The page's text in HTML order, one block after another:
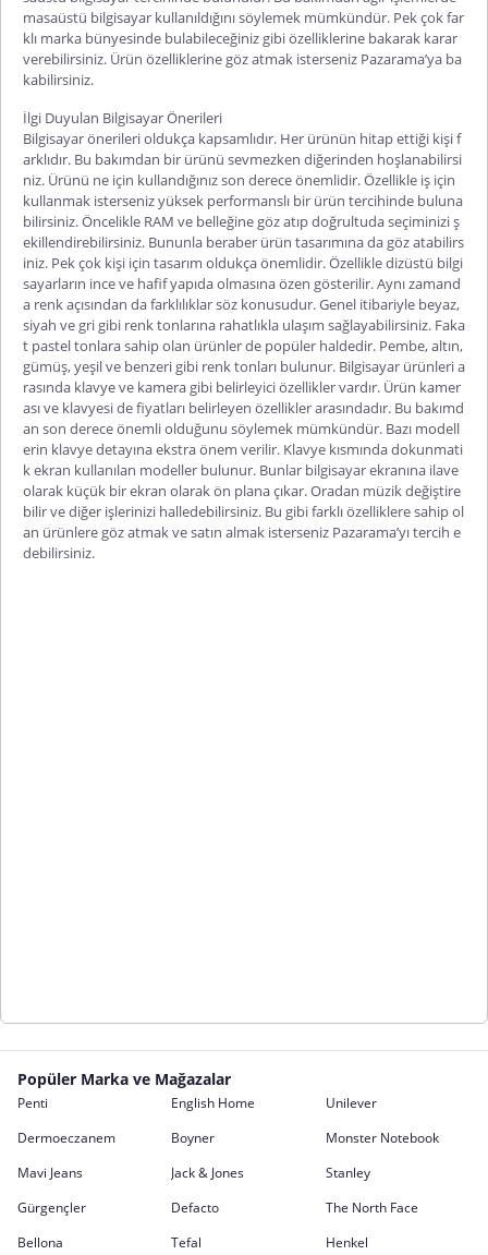
masaüstü bilgisayar kullanıldığını söylemek mümkündür. Pek çok far
klı marka bünyesinde bulabileceğiniz gibi özelliklerine bakarak karar
verebilirsiniz. Ürün özelliklerine göz atmak isterseniz Pazarama’ya ba
kabilirsiniz.
İlgi Duyulan Bilgisayar Önerileri
Bilgisayar önerilerioldukça kapsamlıdır. Her ürünün hitap ettiği kişi f
arklıdır. Bu bakımdan bir ürünü sevmezken diğerinden hoşlanabilirsi
niz. Ürünü ne için kullandığınız son derece önemlidir. Özellikle iş için
kullanmak isterseniz yüksek performanslı bir ürün tercihinde buluna
bilirsiniz. Öncelikle RAM ve belleğine göz atıp doğrultuda seçiminizi ş
ekillendirebilirsiniz. Bununla beraber ürün tasarımına da göz atabilirs
iniz. Pek çok kişi için tasarım oldukça önemlidir. Özellikle dizüstü bilgi
sayarların ince ve hafif yapıda olmasına özen gösterilir. Aynı zamand
a renk açısından da farklılıklar söz konusudur. Genel itibariyle beyaz,
siyah ve gri gibi renk tonlarına rahatlıkla ulaşım sağlayabilirsiniz. Faka
t pastel tonlara sahip olan ürünler de popüler haldedir. Pembe, altın,
gümüş, yeşil ve benzeri gibi renk tonları bulunur. Bilgisayar ürünleria
rasında klavye ve kamera gibi belirleyici özellikler vardır. Ürün kamer
ası ve klavyesi de fiyatları belirleyen özellikler arasındadır. Bu bakımd
an son derece önemli olduğunu söylemek mümkündür. Bazı modell
erin klavye detayına ekstra önem verilir. Klavye kısmında dokunmati
k ekran kullanılan modeller bulunur. Bunlar bilgisayar ekranına ilave
olarak küçük bir ekran olarak ön plana çıkar. Oradan müzik değiştire
bilir ve diğer işlerinizi halledebilirsiniz. Bu gibi farklı özelliklere sahip ol
an ürünlere göz atmak ve satın almak isterseniz Pazarama’yı tercih e
debilirsiniz.
Popüler Marka ve Mağazalar
Penti English Home
Unilever
Dermoeczanem
Boyner
Monster Notebook
Mavi Jeans
Jack & Jones
Stanley
Gürgençler
Defacto
The North Face
Bellona
Tefal
Henkel